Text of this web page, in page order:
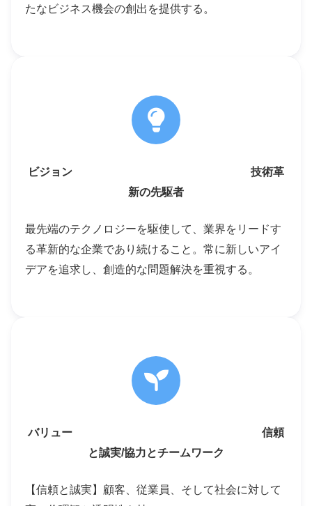
たなビジネス機会の創出を提供する。
ビジョン 技術革
新の先駆者
最先端のテクノロジーを駆使して、業界をリードす
る革新的な企業であり続けること。常に新しいアイ
デアを追求し、創造的な問題解決を重視する。
バリュー 信頼
と誠実/協力とチームワーク
【信頼と誠実】顧客、従業員、そして社会に対して